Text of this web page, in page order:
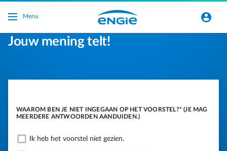
Ga naar de hoofdinhoud
Menu normal-account-circle
Jouw mening telt!
WAAROM BEN JE NIET INGEGAAN OP HET VOORSTEL?* (JE MAG
MEERDERE ANTWOORDEN AANDUIDEN.)
Ik heb het voorstel niet gezien.